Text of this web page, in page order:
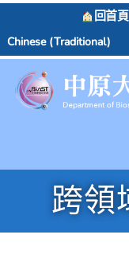
回首頁
跨領